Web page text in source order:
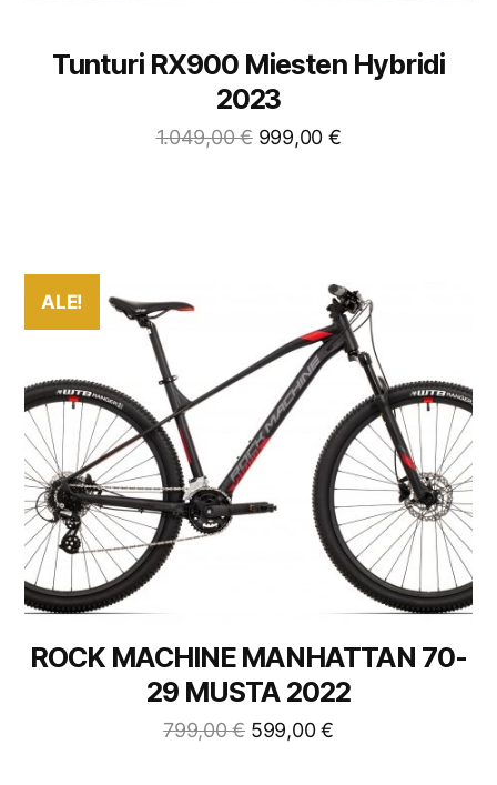
Tunturi RX900 Miesten Hybridi
2023
1.049,00€ 999,00 €
ALE!
ROCK MACHINE MANHATTAN 70-
29 MUSTA 2022
799,00€ 599,00€